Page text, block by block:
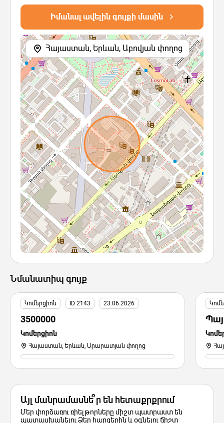
Իմանալ ավելին գույքի մասին
Հայաստան, Երևան, Աբովյան փողոց
Նմանատիպ գույք
Կոմերցիոն ID 2143 23.06.2026
3500000
Կոմերցիոն
Հայաստան, Երևան, Արարատյան փողոց
Այլ մանրամասնե՞ր են հետաքրքրում
Մեր փորձառու ռիելթորները միշտ պատրաստ են
պատասխանելու Ձեր հարցերին և օգնելու ճիշտ